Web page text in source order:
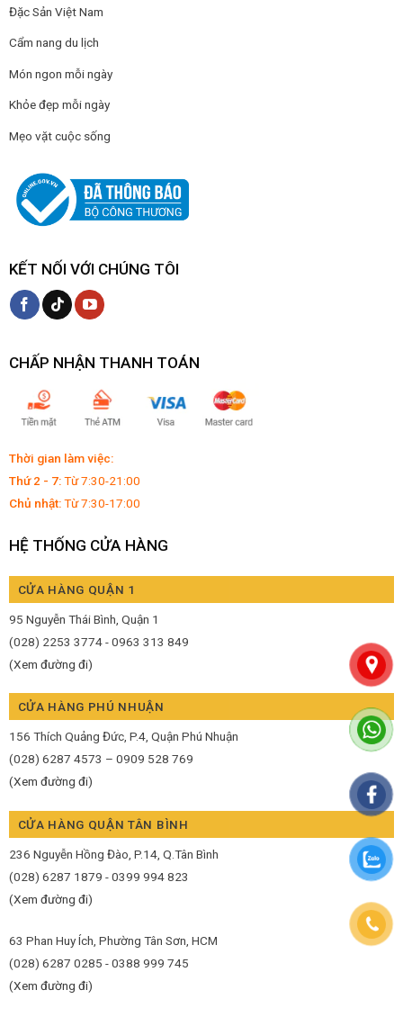
Đặc Sản Việt Nam
Cẩm nang du lịch
Món ngon mỗi ngày
Khỏe đẹp mỗi ngày
Mẹo vặt cuộc sống
KẾT NỐI VỚI CHÚNG TÔI
CHẤP NHẬN THANH TOÁN
Thời gian làm việc:
Thứ 2 - 7:Từ 7:30-21:00
Chủ nhật:Từ 7:30-17:00
HỆ THỐNG CỬA HÀNG
CỬA HÀNG QUẬN 1
95 Nguyễn Thái Bình, Quận 1
(028) 2253 3774 - 0963 313 849
(Xem đường đi)
CỬA HÀNG PHÚ NHUẬN
156 Thích Quảng Đức, P.4, Quận Phú Nhuận
(028) 6287 4573 – 0909 528 769
(Xem đường đi)
CỬA HÀNG QUẬN TÂN BÌNH
236 Nguyễn Hồng Đào, P.14, Q.Tân Bình
(028) 6287 1879 - 0399 994 823
(Xem đường đi)
63 Phan Huy Ích, Phường Tân Sơn, HCM
(028) 6287 0285 - 0388 999 745
(Xem đường đi)